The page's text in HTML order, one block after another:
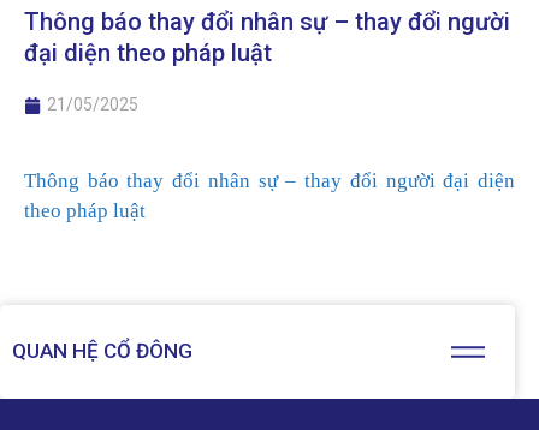
QUAN HỆ CỔ ĐÔNG
Thông báo thay đổi nhân sự – thay đổi người
đại diện theo pháp luật
21/05/2025
Thông báo thay đổi nhân sự – thay đổi người đại diện
theo pháp luật